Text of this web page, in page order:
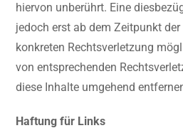
hiervon unberührt. Eine
jedoch erst ab dem Zeitpunkt
konkreten Rechtsverletzung
von entsprechenden
diese Inhalte umgehend
Haftung für Links